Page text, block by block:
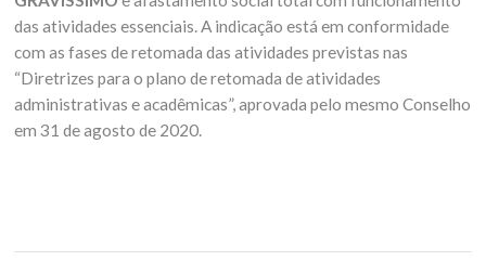
das atividades essenciais. A indicação está em conformidade
com as fases de retomada das atividades previstas nas
“Diretrizes para o plano de retomada de atividades
administrativas e acadêmicas”, aprovada pelo mesmo Conselho
em 31 de agosto de 2020.